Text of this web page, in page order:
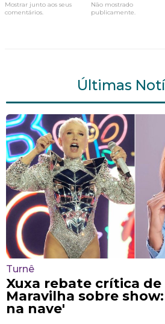
Mostrar junto aos seus
comentários.
Não mostrado
publicamente.
Últimas
Turnê
Xuxa rebate crítica de
Maravilha sobre
na nave'